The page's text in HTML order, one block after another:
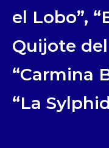
el Lobo”,
Quijote
“Carmina
“La